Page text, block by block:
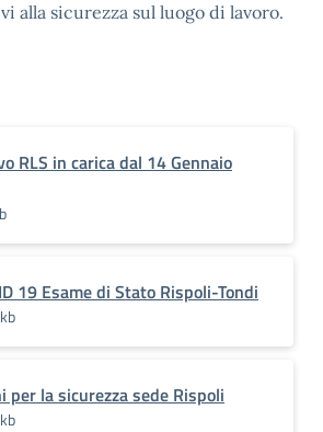
alla sicurezza sul luogo di lavoro.
RLS in carica dal 14 Gennaio
19 Esame di Stato Rispoli-Tondi
per la sicurezza sede Rispoli